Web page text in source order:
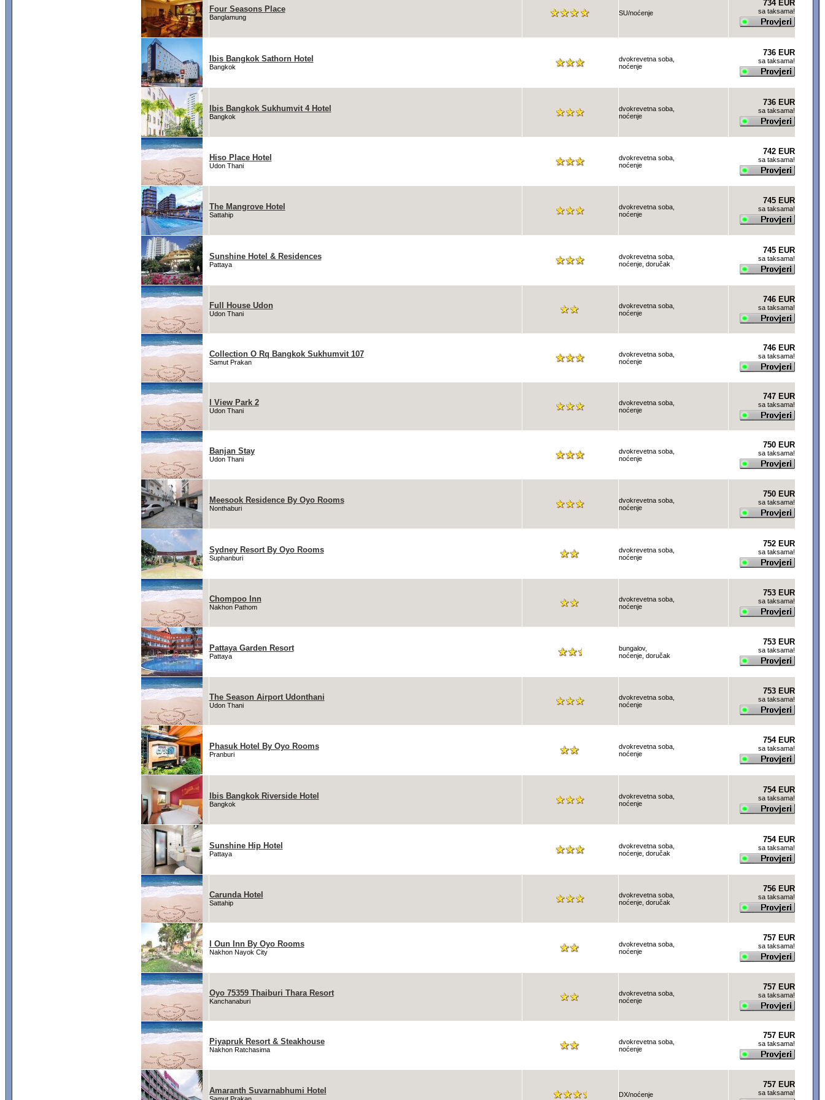
Four Seasons Place
Banglamung
SU/noćenje
734 EUR
sa taksama!
Ibis Bangkok Sathorn Hotel
Bangkok
dvokrevetna soba,
noćenje
736 EUR
sa taksama!
Ibis Bangkok Sukhumvit 4 Hotel
Bangkok
dvokrevetna soba,
noćenje
736 EUR
sa taksama!
Hiso Place Hotel
Udon Thani
dvokrevetna soba,
noćenje
742 EUR
sa taksama!
The Mangrove Hotel
Sattahip
dvokrevetna soba,
noćenje
745 EUR
sa taksama!
Sunshine Hotel & Residences
Pattaya
dvokrevetna soba,
noćenje, doručak
745 EUR
sa taksama!
Full House Udon
Udon Thani
dvokrevetna soba,
noćenje
746 EUR
sa taksama!
Collection O Rq Bangkok Sukhumvit 107
Samut Prakan
dvokrevetna soba,
noćenje
746 EUR
sa taksama!
I View Park 2
Udon Thani
dvokrevetna soba,
noćenje
747 EUR
sa taksama!
Banjan Stay
Udon Thani
dvokrevetna soba,
noćenje
750 EUR
sa taksama!
Meesook Residence By Oyo Rooms
Nonthaburi
dvokrevetna soba,
noćenje
750 EUR
sa taksama!
Sydney Resort By Oyo Rooms
Suphanburi
dvokrevetna soba,
noćenje
752 EUR
sa taksama!
Chompoo Inn
Nakhon Pathom
dvokrevetna soba,
noćenje
753 EUR
sa taksama!
Pattaya Garden Resort
Pattaya
bungalov,
noćenje, doručak
753 EUR
sa taksama!
The Season Airport Udonthani
Udon Thani
dvokrevetna soba,
noćenje
753 EUR
sa taksama!
Phasuk Hotel By Oyo Rooms
Pranburi
dvokrevetna soba,
noćenje
754 EUR
sa taksama!
Ibis Bangkok Riverside Hotel
Bangkok
dvokrevetna soba,
noćenje
754 EUR
sa taksama!
Sunshine Hip Hotel
Pattaya
dvokrevetna soba,
noćenje, doručak
754 EUR
sa taksama!
Carunda Hotel
Sattahip
dvokrevetna soba,
noćenje, doručak
756 EUR
sa taksama!
I Oun Inn By Oyo Rooms
Nakhon Nayok City
dvokrevetna soba,
noćenje
757 EUR
sa taksama!
Oyo 75359 Thaiburi Thara Resort
Kanchanaburi
dvokrevetna soba,
noćenje
757 EUR
sa taksama!
Piyapruk Resort & Steakhouse
Nakhon Ratchasima
dvokrevetna soba,
noćenje
757 EUR
sa taksama!
Amaranth Suvarnabhumi Hotel DX/noćenje
757 EUR
sa taksama!